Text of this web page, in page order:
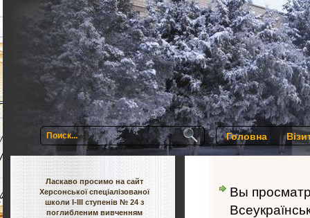
Головна
Ласкаво просимо на сайт
Херсонської спеціалізованої
школи І-ІІІ ступенів № 24 з
поглибленим вивченням
Вы